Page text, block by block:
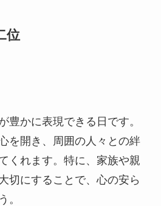
位
豊かに表現できる日です。
を開き、周囲の人々との絆
くれます。特に、家族や親
切にすることで、心の安ら
。